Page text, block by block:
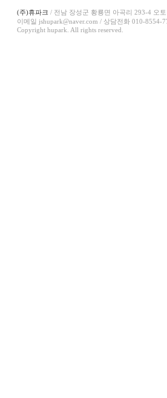
(주)휴파크 / 전남 장성군 황룡면 아곡리 293-4 오
이메일 jshupark@naver.com / 상담전화 010-8554-
Copyright hupark. All rights reserved.